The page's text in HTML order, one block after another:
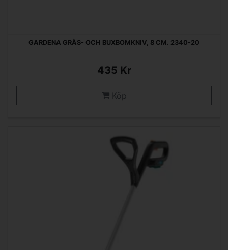
GARDENA GRÄS- OCH BUXBOMKNIV, 8 CM. 2340-20
435 Kr
Köp